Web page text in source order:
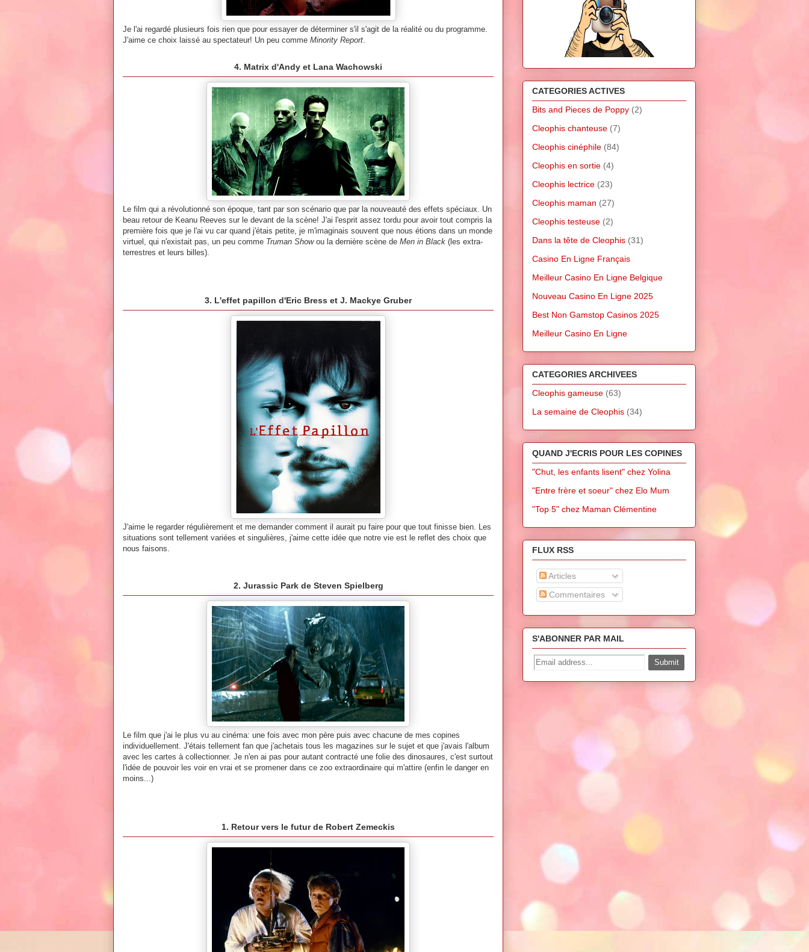
Je l'ai regardé plusieurs fois rien que pour essayer de déterminer s'il s'agit de la réalité ou du programme.
J'aime ce choix laissé au spectateur! Un peu comme Minority Report.
4. Matrix d'Andy et Lana Wachowski
Le film qui a révolutionné son époque, tant par son scénario que par la nouveauté des effets spéciaux. Un
beau retour de Keanu Reeves sur le devant de la scène! J'ai l'esprit assez tordu pour avoir tout compris la
première fois que je l'ai vu car quand j'étais petite, je m'imaginais souvent que nous étions dans un monde
virtuel, qui n'existait pas, un peu comme Truman Showou la dernière scène de Men in Black (les extra-
terrestres et leurs billes).
3. L'effet papillon d'Eric Bress et J. Mackye Gruber
J'aime le regarder régulièrement et me demander comment il aurait pu faire pour que tout finisse bien. Les
situations sont tellement variées et singulières, j'aime cette idée que notre vie est le reflet des choix que
nous faisons.
2. Jurassic Park de Steven Spielberg
Le film que j'ai le plus vu au cinéma: une fois avec mon père puis avec chacune de mes copines
individuellement. J'étais tellement fan que j'achetais tous les magazines sur le sujet et que j'avais l'album
avec les cartes à collectionner. Je n'en ai pas pour autant contracté une folie des dinosaures, c'est surtout
l'idée de pouvoir les voir en vrai et se promener dans ce zoo extraordinaire qui m'attire (enfin le danger en
moins...)
1. Retour vers le futur de Robert Zemeckis
CATEGORIES ACTIVES
Bits and Pieces de Poppy (2)
Cleophis chanteuse (7)
Cleophis cinéphile (84)
Cleophis en sortie (4)
Cleophis lectrice (23)
Cleophis maman (27)
Cleophis testeuse (2)
Dans la tête de Cleophis (31)
Casino En Ligne Français
Meilleur Casino En Ligne Belgique
Nouveau Casino En Ligne 2025
Best Non Gamstop Casinos 2025
Meilleur Casino En Ligne
CATEGORIES ARCHIVEES
Cleophis gameuse (63)
La semaine de Cleophis (34)
QUAND J'ECRIS POUR LES COPINES
"Chut, les enfants lisent" chez Yolina
"Entre frère et soeur" chez Elo Mum
"Top 5" chez Maman Clémentine
FLUX RSS
Articles
Commentaires
S'ABONNER PAR MAIL